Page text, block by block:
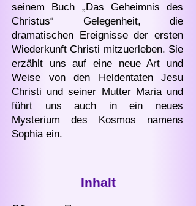
seinem Buch „Das Geheimnis des
Christus“ Gelegenheit, die
dramatischen Ereignisse der ersten
Wiederkunft Christi mitzuerleben. Sie
erzählt uns auf eine neue Art und
Weise von den Heldentaten Jesu
Christi und seiner Mutter Maria und
führt uns auch in ein neues
Mysterium des Kosmos namens
Sophia ein.
Inhalt